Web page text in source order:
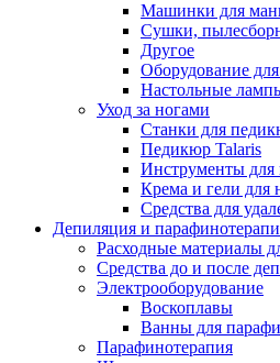
Машинки для
Сушки,
Другое
Оборудование
Настольные
Уход за ногами
Станки для
Педикюр Talaris
Инструменты для
Крема и гели для
Средства для
Депиляция и
Расходные материалы
Средства до и после
Электрооборудование
Воскоплавы
Ванны для
Парафинотерапия